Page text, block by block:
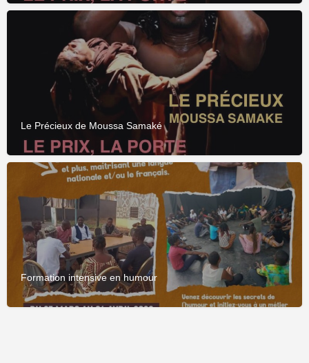
Le Précieux de Moussa Samaké
Formation intensive en humour